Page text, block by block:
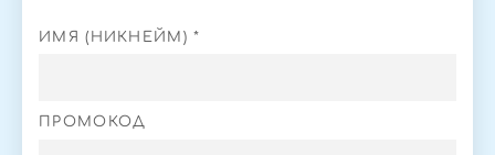
ИМЯ (НИКНЕЙМ) *
ПРОМОКОД